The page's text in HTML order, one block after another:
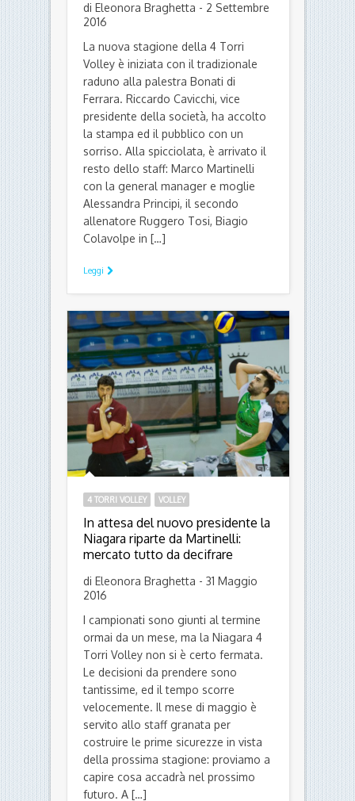
di Eleonora Braghetta - 2 Settembre
2016
La nuova stagione della 4 Torri
Volley è iniziata con il tradizionale
raduno alla palestra Bonati di
Ferrara. Riccardo Cavicchi, vice
presidente della società, ha accolto
la stampa ed il pubblico con un
sorriso. Alla spicciolata, è arrivato il
resto dello staff: Marco Martinelli
con la general manager e moglie
Alessandra Principi, il secondo
allenatore Ruggero Tosi, Biagio
Colavolpe in […]
Leggi
4 TORRI VOLLEY VOLLEY
In attesa del nuovo presidente la
Niagara riparte da Martinelli:
mercato tutto da decifrare
di Eleonora Braghetta - 31 Maggio
2016
I campionati sono giunti al termine
ormai da un mese, ma la Niagara 4
Torri Volley non si è certo fermata.
Le decisioni da prendere sono
tantissime, ed il tempo scorre
velocemente. Il mese di maggio è
servito allo staff granata per
costruire le prime sicurezze in vista
della prossima stagione: proviamo a
capire cosa accadrà nel prossimo
futuro. A […]